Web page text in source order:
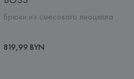
Брюки из смесового лиоцелла
819,99 BYN